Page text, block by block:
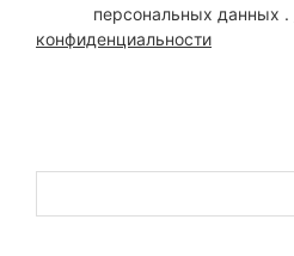
персональных данных .
конфиденциальности